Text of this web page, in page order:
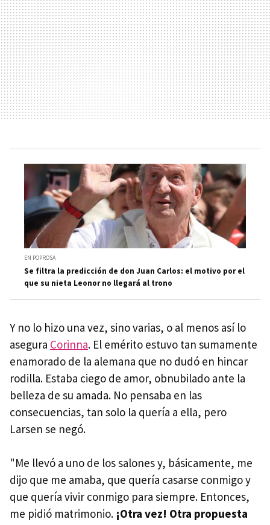
EN POPROSA
Se filtra la predicción de don Juan Carlos: el motivo por el
que su nieta Leonor no llegará al trono
Y no lo hizo una vez, sino varias, o al menos así lo
asegura Corinna. El emérito estuvo tan sumamente
enamorado de la alemana que no dudó en hincar
rodilla. Estaba ciego de amor, obnubilado ante la
belleza de su amada. No pensaba en las
consecuencias, tan solo la quería a ella, pero
Larsen se negó.
"Me llevó a uno de los salones y, básicamente, me
dijo que me amaba, que quería casarse conmigo y
que quería vivir conmigo para siempre. Entonces,
me pidió matrimonio. ¡Otra vez! Otra propuesta